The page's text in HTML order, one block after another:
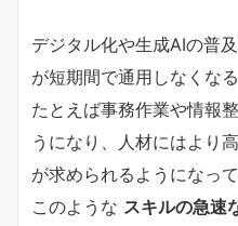
デジタル化や生成AIの普
が短期間で通用しなくな
たとえば事務作業や情報
うになり、人材にはより
が求められるようになって
このような スキルの急速